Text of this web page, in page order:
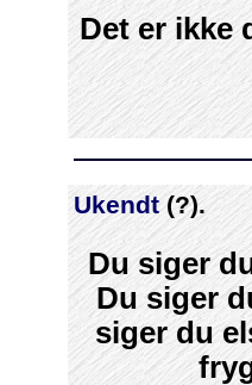
Det er ikke
Ukendt(?).
Du siger
Du siger
siger du